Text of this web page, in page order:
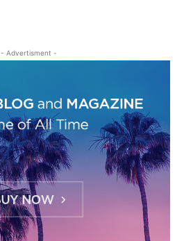
- Advertisment -